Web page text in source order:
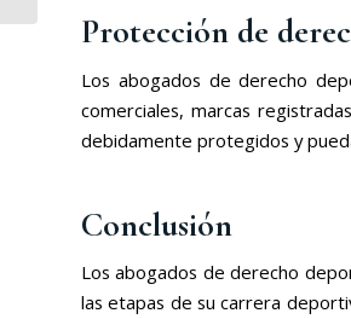
Protección de
Los abogados de derecho
comerciales, marcas
debidamente protegidos y
Conclusión
Los abogados de derecho
las etapas de su carrera